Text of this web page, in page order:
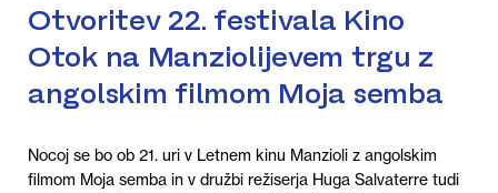
Otvoritev 22. festivala Kino
Otok na Manziolijevem trgu z
angolskim filmom Moja semba
Nocoj se bo ob 21. uri v Letnem kinu Manzioli z angolskim
filmom Moja semba in v družbi režiserja Huga Salvaterre tudi